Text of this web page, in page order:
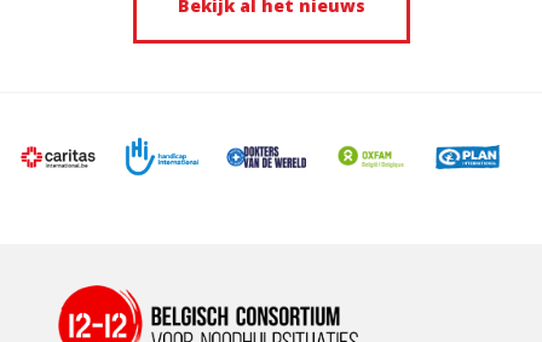
Bekijk al het nieuws